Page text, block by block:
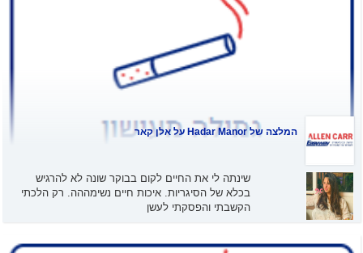
המלצה של על אלן קאר
שינתה לי את החיים לקום בבוקר שונה לא להרגיש
בכלא של הסיגריות. איכות חיים נשימההה. רק הלכתי
הקשבתי והפסקתי לעשן